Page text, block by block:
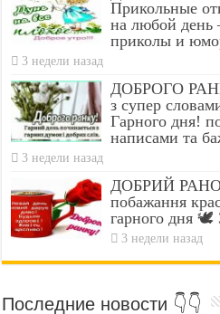
Прикольные
на любой
приколы и
3 недели назад
ДОБРОГО
з супер
Гарного дня!
написами та
3 недели назад
ДОБРИЙ
побажання
гарного дня 🕊️
3 недели назад
Последние новости 👇👇